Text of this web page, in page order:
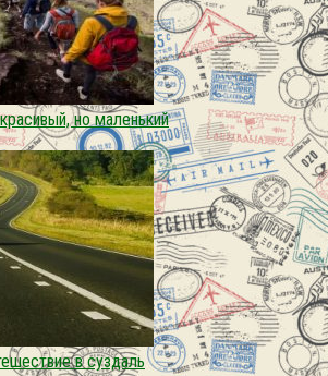
но маленький
в суздаль